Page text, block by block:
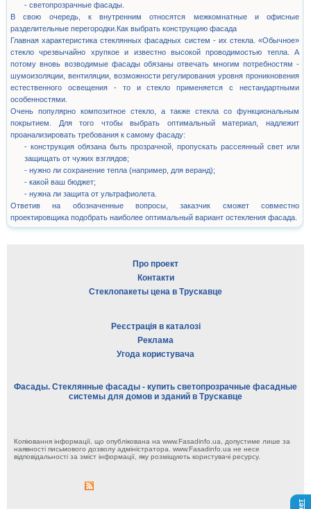
- светопрозрачные фасады.
В свою очередь, к внутренним относятся межкомнатные и офисные
разделительные перегородки.Как выбрать конструкцию фасада
Главная характеристика стеклянных фасадных систем - их стекла. «Обычное»
стекло чрезвычайно хрупкое и известно высокой проводимостью тепла. А
потому вновь возводимые фасады обязаны отвечать многим потребностям -
шумоизоляции, вентиляции, возможности регулирования уровня проникновения
естественного освещения - то и стекло применяется с нестандартными
особенностями.
Очень популярно композитное стекло, а также стекла со функциональным
покрытием. Для того чтобы выбрать оптимальный материал, надлежит
проанализировать требования к самому фасаду:
- конструкция обязана быть прозрачной, пропускать рассеянный свет или
защищать от чужих взглядов;
- нужно ли сохранение тепла (например, для веранд);
- какой ваш бюджет;
- нужна ли защита от ультрафиолета.
Ответив на обозначенные вопросы, заказчик сможет совместно
проектировщика подобрать наиболее оптимальный вариант остекления фасада.
Про проект
Контакти
Стеклопакеты цена в Трускавце
Реєстрація в каталозі
Реклама
Угода користувача
Фасады. Стеклянные фасады - купить светопрозрачные фасадные
системы для домов и зданий в Трускавце
Копіювання інформації, що опублікована на www.Fasadinfo.ua, допустиме лише за
наявності письмового дозволу адміністратора. www.Fasadinfo.ua не несе
відповідальності за зміст інформації, яку розміщують користувачі ресурсу.